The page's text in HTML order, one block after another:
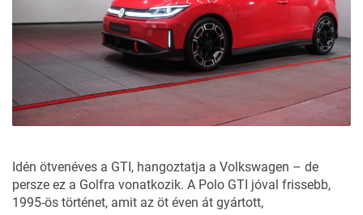
Idén ötvenéves a GTI, hangoztatja a Volkswagen – de
persze ez a Golfra vonatkozik. A Polo GTI jóval frissebb,
1995-ös történet, amit az öt éven át gyártott,